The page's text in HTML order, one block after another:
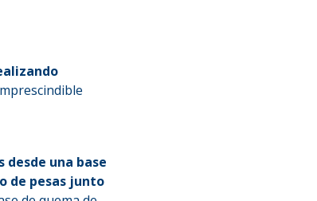
desde una base
de pesas junto